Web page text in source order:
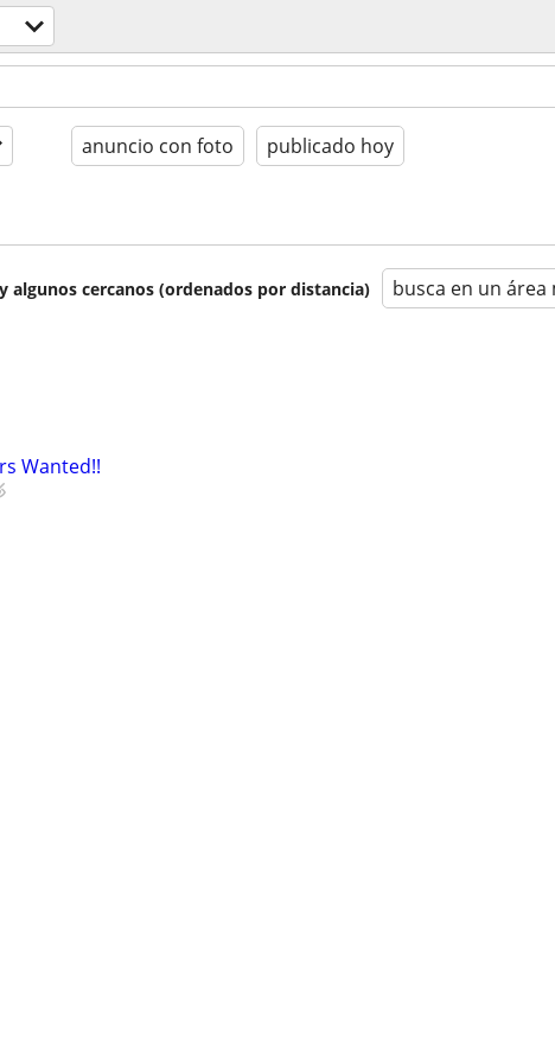
anuncio con foto publicado hoy
algunos cercanos (ordenados por distancia) busca en un área
Wanted!!